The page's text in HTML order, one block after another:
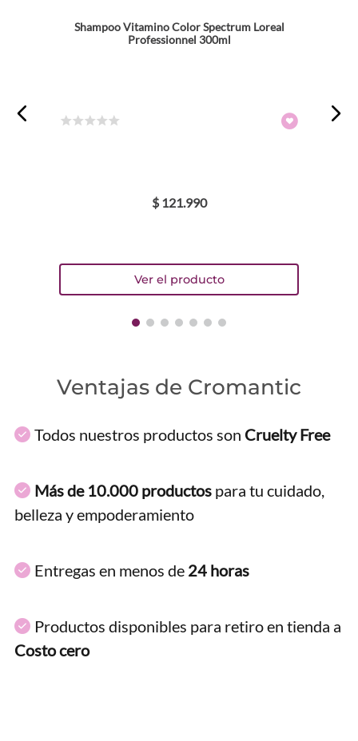
Dirección de email
ENVIAR COMENTARIO
Shampoo Vitamino Color Spectrum Loreal
Professionnel 300ml
$ 121.990
Ventajas de Cromantic
Todos nuestros productos son Cruelty Free
Más de 10.000 productos para tu cuidado,
belleza y empoderamiento
Entregas en menos de 24 horas
Productos disponibles para retiro en tienda a
Costo cero